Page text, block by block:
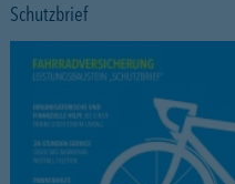
Schutzbrief